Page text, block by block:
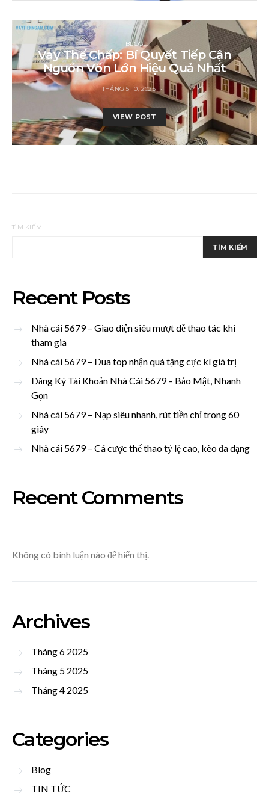
BLOG
Vay Thế Chấp: Bí Quyết Tiếp Cận
Nguồn Vốn Lớn Hiệu Quả Nhất
THÁNG 5 10, 2025
VIEW POST
TÌM KIẾM
TÌM KIẾM
Recent Posts
Nhà cái 5679 – Giao diện siêu mượt dễ thao tác khi
tham gia
Nhà cái 5679 – Đua top nhận quà tặng cực kì giá trị
Đăng Ký Tài Khoản Nhà Cái 5679 – Bảo Mật, Nhanh
Gọn
Nhà cái 5679 – Nạp siêu nhanh, rút tiền chỉ trong 60
giây
Nhà cái 5679 – Cá cược thể thao tỷ lệ cao, kèo đa dạng
Recent Comments
Không có bình luận nào để hiển thị.
Archives
Tháng 6 2025
Tháng 5 2025
Tháng 4 2025
Categories
Blog
TIN TỨC